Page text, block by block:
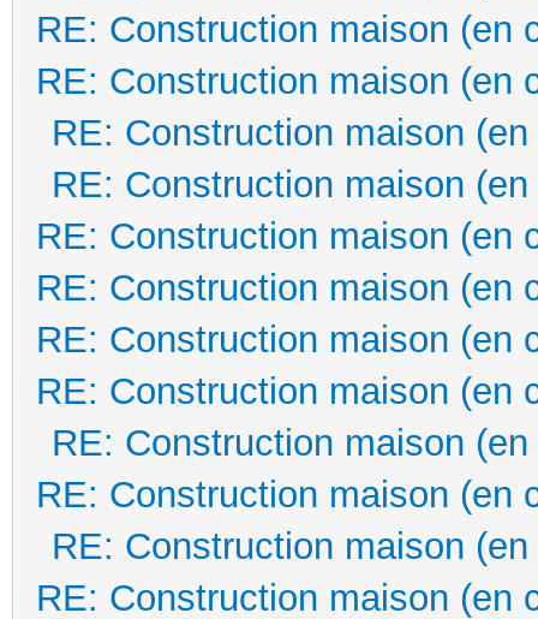
RE: Construction maison (en
RE: Construction maison (en
RE: Construction maison
RE: Construction maison
RE: Construction maison (en
RE: Construction maison (en
RE: Construction maison (en
RE: Construction maison (en
RE: Construction maison
RE: Construction maison (en
RE: Construction maison
RE: Construction maison (en